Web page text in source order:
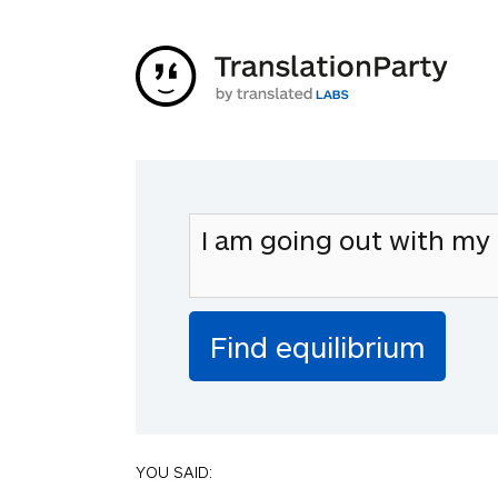
YOU SAID: